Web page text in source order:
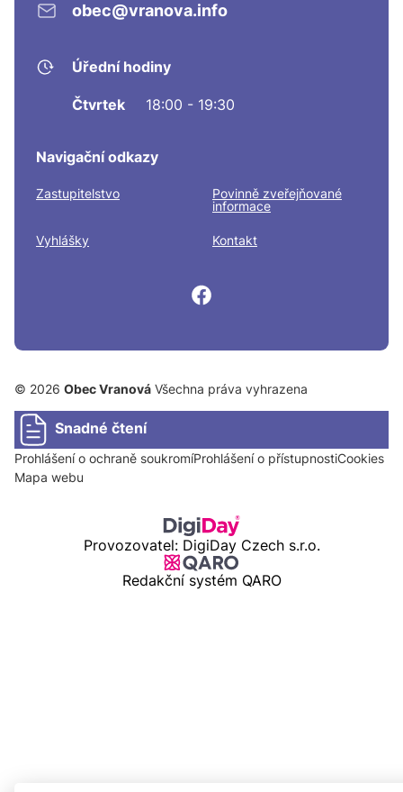
obec@vranova.info
Úřední hodiny
Čtvrtek 18:00 - 19:30
Navigační odkazy
Zastupitelstvo
Povinně zveřejňované
informace
Vyhlášky Kontakt
© 2026 Obec Vranová Všechna práva vyhrazena
Snadné čtení
Prohlášení o ochraně soukromíProhlášení o přístupnostiCookies
Mapa webu
Provozovatel: DigiDay Czech s.r.o.
Redakční systém QARO